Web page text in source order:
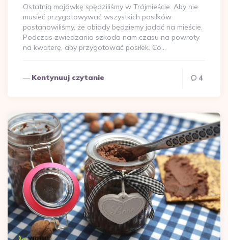
Ostatnią majówkę spędziliśmy w Trójmieście. Aby nie
musieć przygotowywać wszystkich posiłków
postanowiliśmy, że obiady będziemy jadać na mieście.
Podczas zwiedzania szkoda nam czasu na powroty
na kwaterę, aby przygotować posiłek. Co…
Kontynuuj czytanie 4